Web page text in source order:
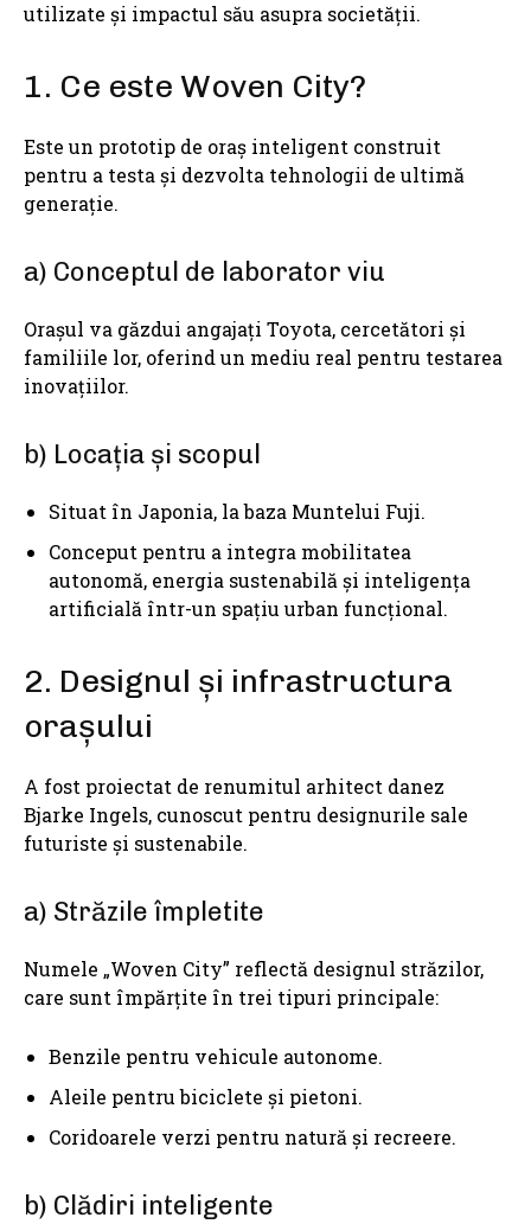
utilizate și impactul său asupra societății.
1. Ce este Woven City?
Este un prototip de oraș inteligent construit
pentru a testa și dezvolta tehnologii de ultimă
generație.
a) Conceptul de laborator viu
Orașul va găzdui angajați Toyota, cercetători și
familiile lor, oferind un mediu real pentru testarea
inovațiilor.
b) Locația și scopul
Situat în Japonia, la baza Muntelui Fuji.
Conceput pentru a integra mobilitatea
autonomă, energia sustenabilă și inteligența
artificială într-un spațiu urban funcțional.
2. Designul și infrastructura
orașului
A fost proiectat de renumitul arhitect danez
Bjarke Ingels, cunoscut pentru designurile sale
futuriste și sustenabile.
a) Străzile împletite
Numele „Woven City” reflectă designul străzilor,
care sunt împărțite în trei tipuri principale:
Benzile pentru vehicule autonome.
Aleile pentru biciclete și pietoni.
Coridoarele verzi pentru natură și recreere.
b) Clădiri inteligente